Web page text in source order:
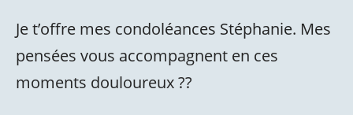
Je t’offre mes condoléances Stéphanie. Mes
pensées vous accompagnent en ces
moments douloureux ??